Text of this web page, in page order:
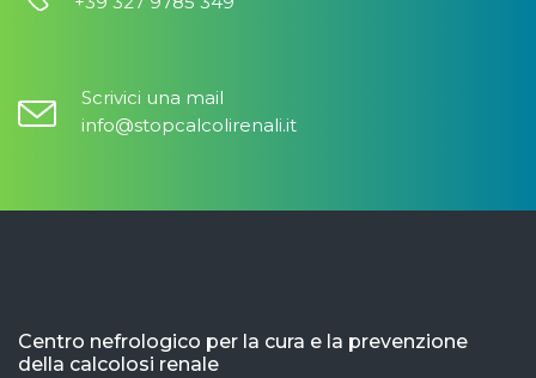
Scrivici una mail
info@stopcalcolirenali.it
Centro nefrologico per la cura e la prevenzione
della calcolosi renale